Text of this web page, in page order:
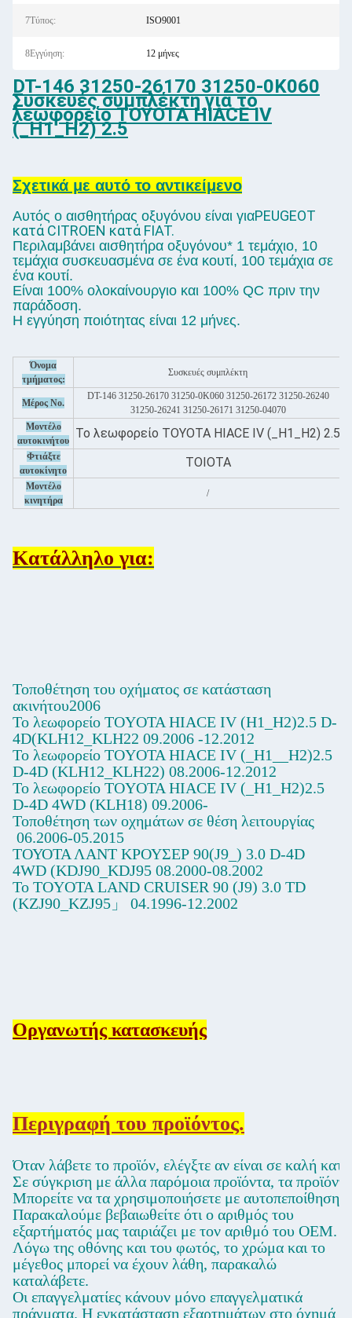
7Τύπος: ISO9001
8Εγγύηση: 12 μήνες
DT-146 31250-26170 31250-0K060
Συσκευές συμπλέκτη για το
λεωφορείο TOYOTA HIACE IV
(_H1_H2) 2.5
Σχετικά με αυτό το αντικείμενο
Αυτός ο αισθητήρας οξυγόνου είναι γιαPEUGEOT
κατά CITROEN κατά FIAT.
Περιλαμβάνει αισθητήρα οξυγόνου* 1 τεμάχιο, 10
τεμάχια συσκευασμένα σε ένα κουτί, 100 τεμάχια σε
ένα κουτί.
Είναι 100% ολοκαίνουργιο και 100% QC πριν την
παράδοση.
Η εγγύηση ποιότητας είναι 12 μήνες.
Όνομα
τμήματος:
Συσκευές συμπλέκτη
Μέρος Νο.
DT-146 31250-26170 31250-0K060 31250-26172 31250-26240
31250-26241 31250-26171 31250-04070
Μοντέλο
αυτοκινήτου
Το λεωφορείο TOYOTA HIACE IV (_H1_H2) 2.5
Φτιάξτε
αυτοκίνητο
ΤΟΙΟΤΑ
Μοντέλο
κινητήρα
/
Κατάλληλο για:
Τοποθέτηση του οχήματος σε κατάσταση
ακινήτου2006
Το λεωφορείο TOYOTA HIACE IV (H1_H2)2.5 D-
4D(KLH12_KLH22 09.2006 -12.2012
Το λεωφορείο TOYOTA HIACE IV (_H1__H2)2.5
D-4D (KLH12_KLH22) 08.2006-12.2012
Το λεωφορείο TOYOTA HIACE IV (_H1_H2)2.5
D-4D 4WD (KLH18) 09.2006-
Τοποθέτηση των οχημάτων σε θέση λειτουργίας
06.2006-05.2015
ΤΟΥΟΤΑ ΛΑΝΤ ΚΡΟΥΣΕΡ 90(J9_) 3.0 D-4D
4WD (KDJ90_KDJ95 08.2000-08.2002
Το TOYOTA LAND CRUISER 90 (J9) 3.0 TD
(KZJ90_KZJ95」
04.1996-12.2002
Οργανωτής κατασκευής
Περιγραφή του προϊόντος.
Όταν λάβετε το προϊόν, ελέγξτε αν είναι σε καλή
Σε σύγκριση με άλλα παρόμοια προϊόντα, τα
Μπορείτε να τα χρησιμοποιήσετε με αυτοπεποίθηση
Παρακαλούμε βεβαιωθείτε ότι ο αριθμός του
εξαρτήματός μας ταιριάζει με τον αριθμό του OEM.
Λόγω της οθόνης και του φωτός, το χρώμα και το
μέγεθος μπορεί να έχουν λάθη, παρακαλώ
καταλάβετε.
Οι επαγγελματίες κάνουν μόνο επαγγελματικά
πράγματα. Η εγκατάσταση εξαρτημάτων στο όχημά